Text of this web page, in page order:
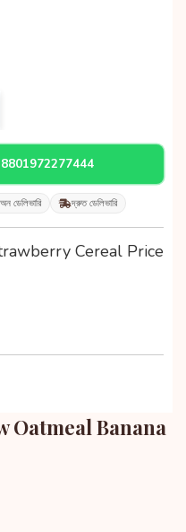
8801972277444
ডেলিভারি দ্রুত ডেলিভারি
Cereal Price
Oatmeal Banana